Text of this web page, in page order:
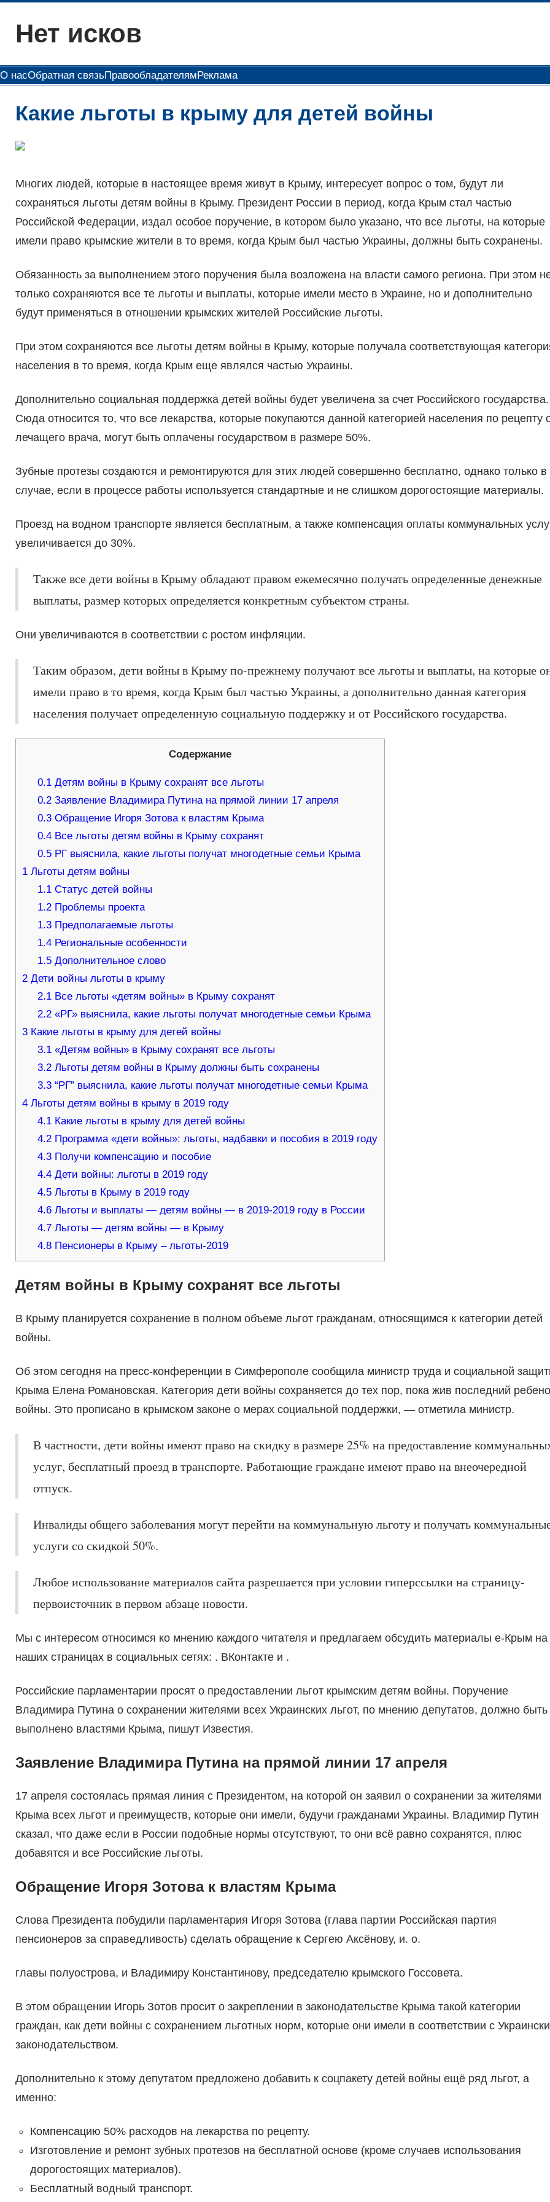
содержимому
Нет исков
О насОбратная связьПравообладателямРеклама
Какие льготы в крыму для детей войны
Многих людей, которые в настоящее время живут в Крыму, интересует вопрос о том, будут ли
сохраняться льготы детям войны в Крыму. Президент России в период, когда Крым стал частью
Российской Федерации, издал особое поручение, в котором было указано, что все льготы, на которые
имели право крымские жители в то время, когда Крым был частью Украины, должны быть сохранены.
Обязанность за выполнением этого поручения была возложена на власти самого региона. При этом
только сохраняются все те льготы и выплаты, которые имели место в Украине, но и дополнительно
будут применяться в отношении крымских жителей Российские льготы.
При этом сохраняются все льготы детям войны в Крыму, которые получала соответствующая
населения в то время, когда Крым еще являлся частью Украины.
Дополнительно социальная поддержка детей войны будет увеличена за счет Российского государства.
Сюда относится то, что все лекарства, которые покупаются данной категорией населения по рецепту
лечащего врача, могут быть оплачены государством в размере 50%.
Зубные протезы создаются и ремонтируются для этих людей совершенно бесплатно, однако только в
случае, если в процессе работы используется стандартные и не слишком дорогостоящие материалы.
Проезд на водном транспорте является бесплатным, а также компенсация оплаты коммунальных
увеличивается до 30%.
Также все дети войны в Крыму обладают правом ежемесячно получать определенные денежные
выплаты, размер которых определяется конкретным субъектом страны.
Они увеличиваются в соответствии с ростом инфляции.
Таким образом, дети войны в Крыму по-прежнему получают все льготы и выплаты, на которые
имели право в то время, когда Крым был частью Украины, а дополнительно данная категория
населения получает определенную социальную поддержку и от Российского государства.
Содержание
0.1 Детям войны в Крыму сохранят все льготы
0.2 Заявление Владимира Путина на прямой линии 17 апреля
0.3 Обращение Игоря Зотова к властям Крыма
0.4 Все льготы детям войны в Крыму сохранят
0.5 РГ выяснила, какие льготы получат многодетные семьи Крыма
1Льготы детям войны
1.1 Статус детей войны
1.2 Проблемы проекта
1.3 Предполагаемые льготы
1.4 Региональные особенности
1.5 Дополнительное слово
2Дети войны льготы в крыму
2.1 Все льготы «детям войны» в Крыму сохранят
2.2 «РГ» выяснила, какие льготы получат многодетные семьи Крыма
3Какие льготы в крыму для детей войны
3.1 «Детям войны» в Крыму сохранят все льготы
3.2 Льготы детям войны в Крыму должны быть сохранены
3.3 “РГ” выяснила, какие льготы получат многодетные семьи Крыма
4Льготы детям войны в крыму в 2019 году
4.1 Какие льготы в крыму для детей войны
4.2 Программа «дети войны»: льготы, надбавки и пособия в 2019 году
4.3 Получи компенсацию и пособие
4.4 Дети войны: льготы в 2019 году
4.5 Льготы в Крыму в 2019 году
4.6 Льготы и выплаты — детям войны — в 2019-2019 году в России
4.7 Льготы — детям войны — в Крыму
4.8 Пенсионеры в Крыму – льготы-2019
Детям войны в Крыму сохранят все льготы
В Крыму планируется сохранение в полном объеме льгот гражданам, относящимся к категории детей
войны.
Об этом сегодня на пресс-конференции в Симферополе сообщила министр труда и социальной
Крыма Елена Романовская. Категория дети войны сохраняется до тех пор, пока жив последний
войны. Это прописано в крымском законе о мерах социальной поддержки, — отметила министр.
В частности, дети войны имеют право на скидку в размере 25% на предоставление
услуг, бесплатный проезд в транспорте. Работающие граждане имеют право на внеочередной
отпуск.
Инвалиды общего заболевания могут перейти на коммунальную льготу и получать
услуги со скидкой 50%.
Любое использование материалов сайта разрешается при условии гиперссылки на страницу-
первоисточник в первом абзаце новости.
Мы с интересом относимся ко мнению каждого читателя и предлагаем обсудить материалы е-Крым на
наших страницах в социальных сетях: . ВКонтакте и .
Российские парламентарии просят о предоставлении льгот крымским детям войны. Поручение
Владимира Путина о сохранении жителями всех Украинских льгот, по мнению депутатов, должно быть
выполнено властями Крыма, пишут Известия.
Заявление Владимира Путина на прямой линии 17 апреля
17 апреля состоялась прямая линия с Президентом, на которой он заявил о сохранении за жителями
Крыма всех льгот и преимуществ, которые они имели, будучи гражданами Украины. Владимир Путин
сказал, что даже если в России подобные нормы отсутствуют, то они всё равно сохранятся, плюс
добавятся и все Российские льготы.
Обращение Игоря Зотова к властям Крыма
Слова Президента побудили парламентария Игоря Зотова (глава партии Российская партия
пенсионеров за справедливость) сделать обращение к Сергею Аксёнову, и. о.
главы полуострова, и Владимиру Константинову, председателю крымского Госсовета.
В этом обращении Игорь Зотов просит о закреплении в законодательстве Крыма такой категории
граждан, как дети войны с сохранением льготных норм, которые они имели в соответствии с
законодательством.
Дополнительно к этому депутатом предложено добавить к соцпакету детей войны ещё ряд льгот, а
именно:
Компенсацию 50% расходов на лекарства по рецепту.
Изготовление и ремонт зубных протезов на бесплатной основе (кроме случаев использования
дорогостоящих материалов).
Бесплатный водный транспорт.